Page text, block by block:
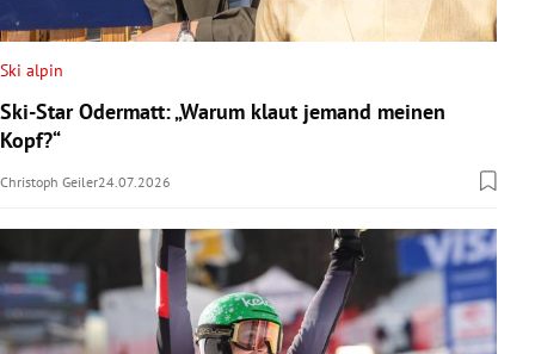
Ski alpin
Ski-Star Odermatt: „Warum klaut jemand meinen
Kopf?“
Christoph Geiler24.07.2026